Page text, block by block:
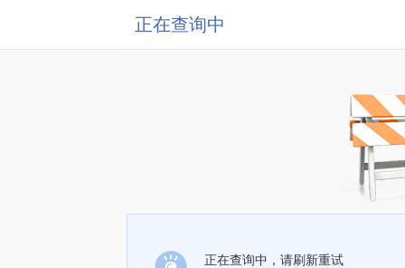
正在查询中
正在查询中，请刷新重试